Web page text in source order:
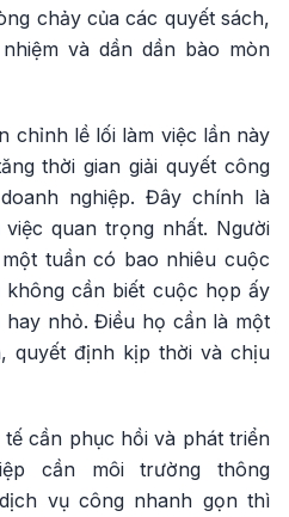
chảy của các quyết sách,
và dần dần bào mòn
chỉnh lề lối làm việc lần này
thời gian giải quyết công
nghiệp. Đây chính là
quan trọng nhất. Người
tuần có bao nhiêu cuộc
không cần biết cuộc họp ấy
nhỏ. Điều họ cần là một
quyết định kịp thời và chịu
cần phục hồi và phát triển
cần môi trường thông
vụ công nhanh gọn thì